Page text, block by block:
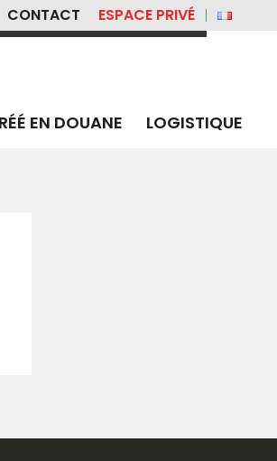
CONTACT ESPACE PRIVÉ
EN DOUANE LOGISTIQUE